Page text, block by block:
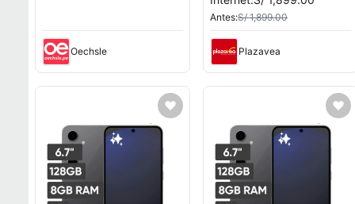
Oechsle
Antes:S/ 1,899.00
Plazavea